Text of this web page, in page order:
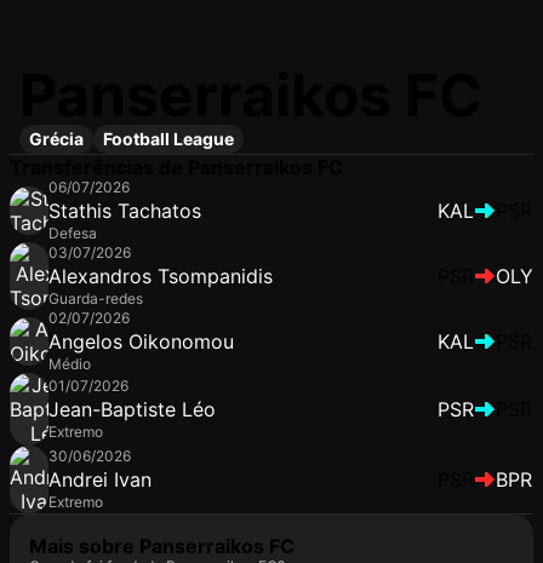
Grécia Football League
06/07/2026
Stathis Tachatos
Defesa
KAL
03/07/2026
Alexandros Tsompanidis
Guarda-redes
OLY
02/07/2026
Angelos Oikonomou
Médio
KAL
01/07/2026
Jean-Baptiste Léo
Extremo
PSR
30/06/2026
Andrei Ivan
Extremo
BPR
Mais sobre Panserraikos FC